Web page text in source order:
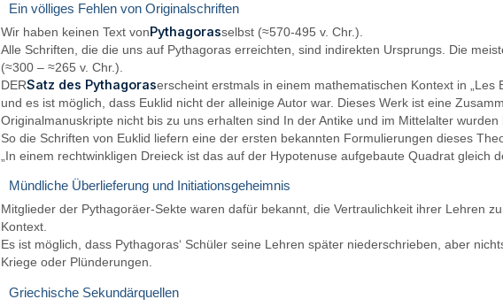
Ein völliges Fehlen von Originalschriften
Wir haben keinen Text vonPythagorasselbst (≈570-495 v. Chr.).
Alle Schriften, die die uns auf Pythagoras erreichten, sind indirekten Ursprungs. Die
(≈300 – ≈265 v. Chr.).
DERSatz des Pythagoraserscheint erstmals in einem mathematischen Kontext in
und es ist möglich, dass Euklid nicht der alleinige Autor war. Dieses Werk ist eine
Originalmanuskripte nicht bis zu uns erhalten sind In der Antike und im Mittelalter
So die Schriften von Euklid liefern eine der ersten bekannten Formulierungen dieses
„In einem rechtwinkligen Dreieck ist das auf der Hypotenuse aufgebaute Quadrat gleich
Mündliche Überlieferung und Initiationsgeheimnis
Mitglieder der Pythagoräer-Sekte waren dafür bekannt, die Vertraulichkeit ihrer Lehren
Kontext.
Es ist möglich, dass Pythagoras‘ Schüler seine Lehren später niederschrieben, aber
Kriege oder Plünderungen.
Griechische Sekundärquellen